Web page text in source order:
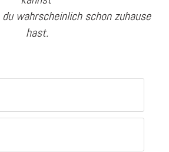
wahrscheinlich schon zuhause
hast.